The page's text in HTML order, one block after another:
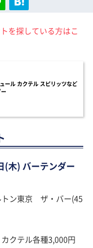
を探している方はこ
ール カクテル スピリッツなど
(木) バーテンダー
ン東京 ザ・バー(45
クテル各種3,000円